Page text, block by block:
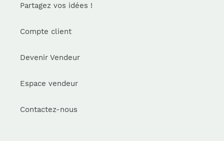
Partagez vos idées !
Compte client
Devenir Vendeur
Espace vendeur
Contactez-nous